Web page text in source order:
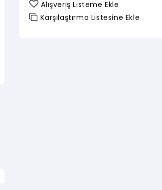
Alışveriş Listeme Ekle
Karşılaştırma Listesine Ekle